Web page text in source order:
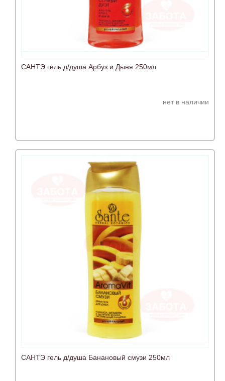
САНТЭ гель д/душа Арбуз и Дыня 250мл
нет в наличии
САНТЭ гель д/душа Банановый смузи 250мл